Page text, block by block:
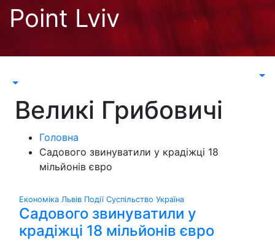
Перейти
Point Lviv
Великі Грибовичі
Головна
Садового звинуватили у крадіжці 18
мільйонів євро
Економіка Львів Події Суспільство Україна
Садового звинуватили у
крадіжці 18 мільйонів євро